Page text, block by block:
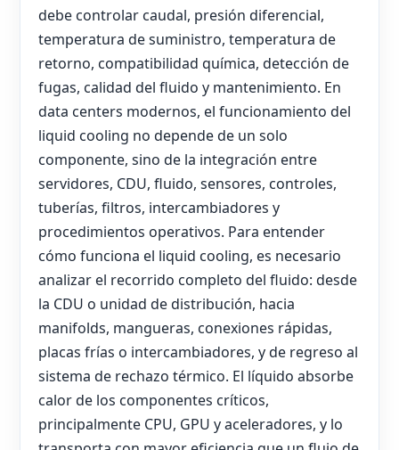
debe controlar caudal, presión diferencial,
temperatura de suministro, temperatura de
retorno, compatibilidad química, detección de
fugas, calidad del fluido y mantenimiento. En
data centers modernos, el funcionamiento del
liquid cooling no depende de un solo
componente, sino de la integración entre
servidores, CDU, fluido, sensores, controles,
tuberías, filtros, intercambiadores y
procedimientos operativos. Para entender
cómo funciona el liquid cooling, es necesario
analizar el recorrido completo del fluido: desde
la CDU o unidad de distribución, hacia
manifolds, mangueras, conexiones rápidas,
placas frías o intercambiadores, y de regreso al
sistema de rechazo térmico. El líquido absorbe
calor de los componentes críticos,
principalmente CPU, GPU y aceleradores, y lo